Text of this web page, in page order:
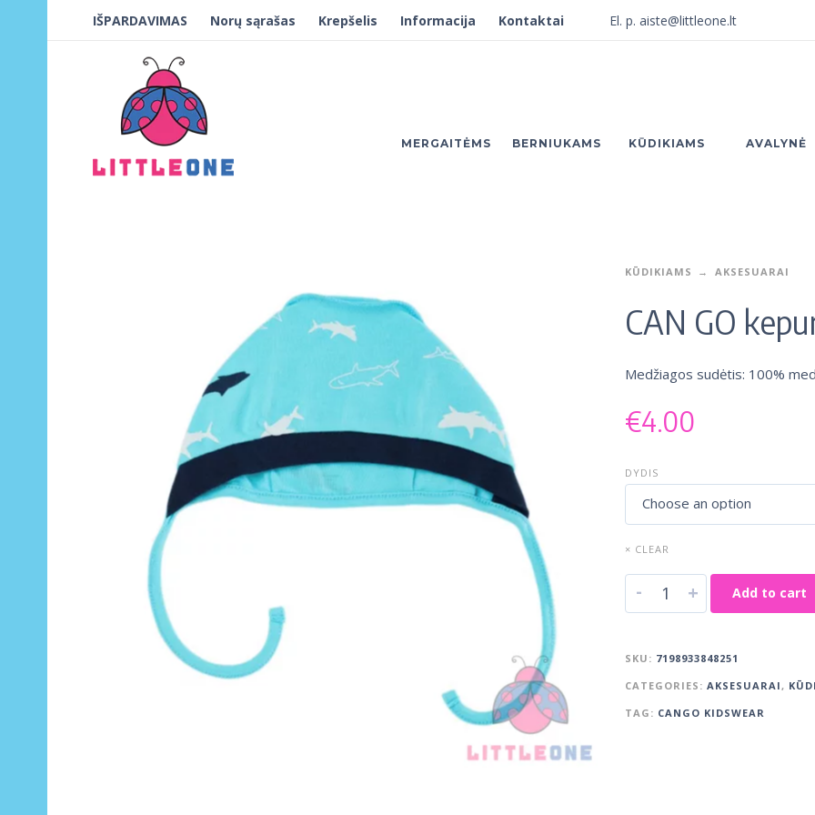
IŠPARDAVIMAS Norų sąrašas Krepšelis Informacija Kontaktai El. p. aiste@littleone.lt
MERGAITĖMS BERNIUKAMS KŪDIKIAMS AVALYNĖ
KŪDIKIAMS AKSESUARAI
CAN GO
Medžiagos sudėtis: 100%
€4.00
DYDIS
Choose an option
× CLEAR
- + Add to cart
SKU: 7198933848251
CATEGORIES: AKSESUARAI,
TAG: CANGO KIDSWEAR